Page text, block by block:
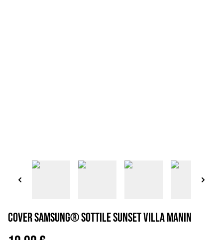
Cover Samsung® sottile sunset Villa Manin